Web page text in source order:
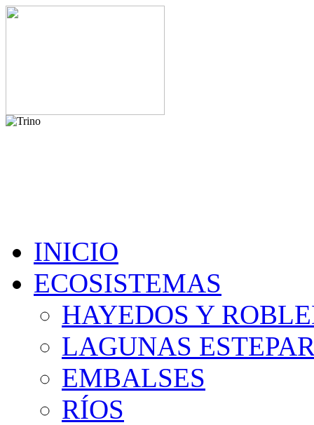
INICIO
ECOSISTEMAS
HAYEDOS Y
LAGUNAS
EMBALSES
RÍOS